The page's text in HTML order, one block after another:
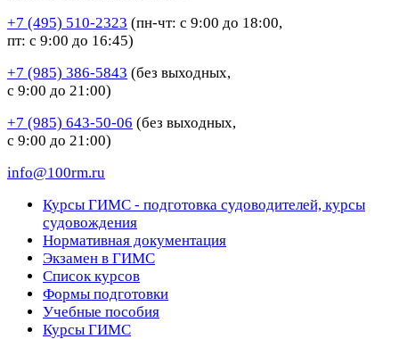
+7 (495) 510-2323 (пн-чт: с 9:00 до 18:00,
пт: с 9:00 до 16:45)
+7 (985) 386-5843 (без выходных,
с 9:00 до 21:00)
+7 (985) 643-50-06 (без выходных,
с 9:00 до 21:00)
info@100rm.ru
Курсы ГИМС - подготовка судоводителей, курсы
судовождения
Нормативная документация
Экзамен в ГИМС
Список курсов
Формы подготовки
Учебные пособия
Курсы ГИМС